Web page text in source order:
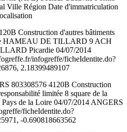
Ville Région Date d'immatriculation
Construction d'autres bâtiments
HAMEAU DE TILLARD 9 ACH
Picardie 04/07/2014
infogreffe/ficheIdentite.do?
2.18399489107
803308576 4120B Construction
limitée 8 square de la
Pays de la Loire 04/07/2014 ANGERS
ficheIdentite.do?
-0.690818663562